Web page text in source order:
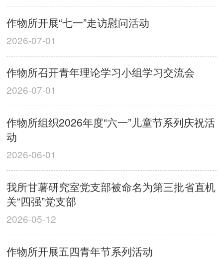
作物所开展“七一”走访慰问活动
2026-07-01
作物所召开青年理论学习小组学习交流会
2026-07-01
作物所组织2026年度“六一”儿童节系列庆祝活
动
2026-06-01
我所甘薯研究室党支部被命名为第三批省直机
关“四强”党支部
2026-05-12
作物所开展五四青年节系列活动